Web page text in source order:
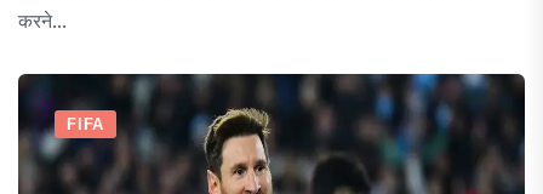
करने...
FIFA